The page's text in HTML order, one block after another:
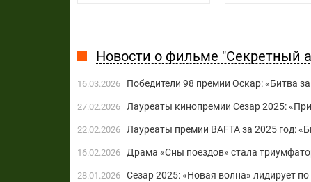
Новости о фильме "Секретный
16.03.2026 Победители 98 премии Оскар: «Битва
27.02.2026 Лауреаты кинопремии Сезар 2025:
22.02.2026 Лауреаты премии BAFTA за 2025 год:
16.02.2026 Драма «Сны поездов» стала
28.01.2026 Сезар 2025: «Новая волна» лидирует